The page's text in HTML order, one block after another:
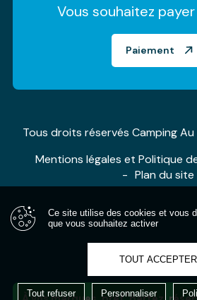
Vous souhaitez
Paiement
Tous droits réservés Camping
Mentions légales et Politique
Plan du site
Ce site utilise des cookies et vous
que vous souhaitez activer
TOUT ACCEPTER
Tout refuser Personnaliser